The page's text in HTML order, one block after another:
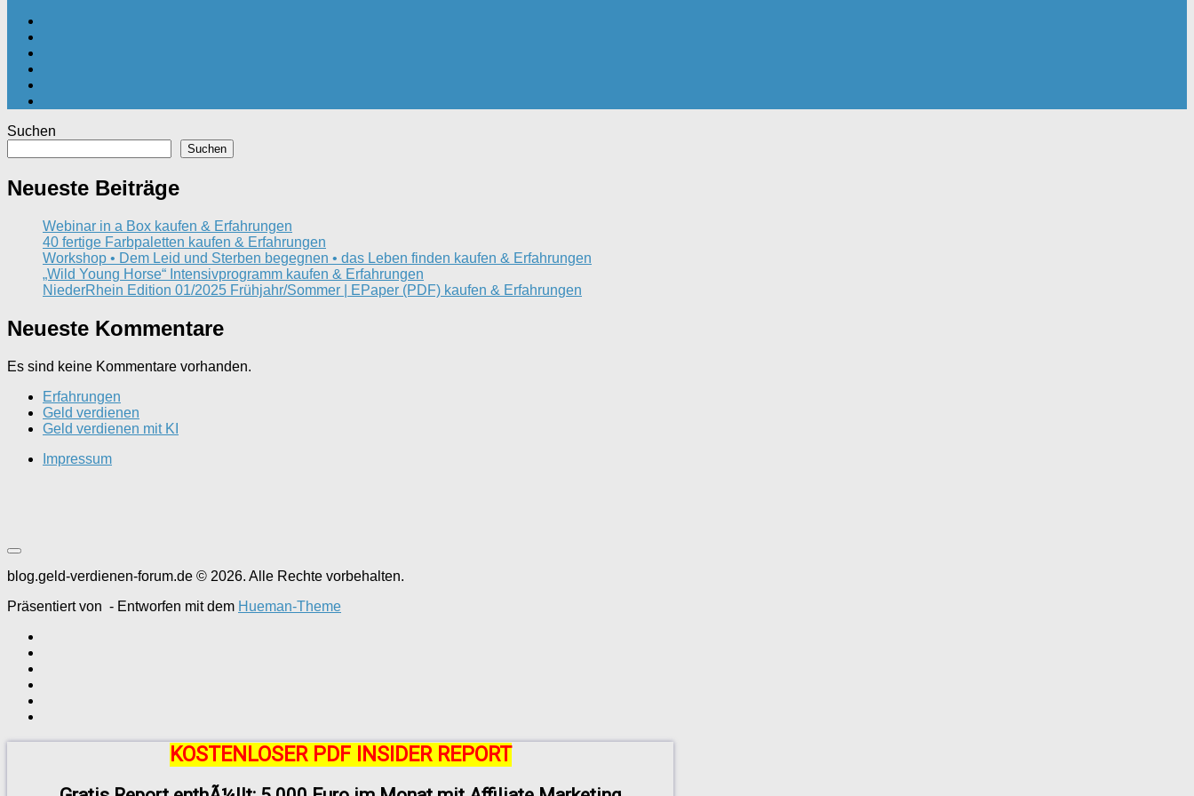
Suchen
Suchen
Neueste Beiträge
Webinar in a Box kaufen & Erfahrungen
40 fertige Farbpaletten kaufen & Erfahrungen
Workshop • Dem Leid und Sterben begegnen • das Leben finden kaufen & Erfahrungen
„Wild Young Horse“ Intensivprogramm kaufen & Erfahrungen
NiederRhein Edition 01/2025 Frühjahr/Sommer | EPaper (PDF) kaufen & Erfahrungen
Neueste Kommentare
Es sind keine Kommentare vorhanden.
Erfahrungen
Geld verdienen
Geld verdienen mit KI
Impressum
blog.geld-verdienen-forum.de © 2026. Alle Rechte vorbehalten.
Präsentiert von - Entworfen mit dem Hueman-Theme
KOSTENLOSER PDF INSIDER REPORT